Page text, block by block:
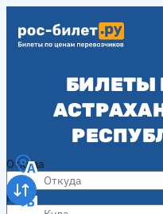
БИЛЕТЫ
Откуда
Куда